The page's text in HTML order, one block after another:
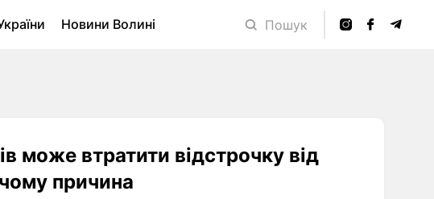
Новини Волині
Пошук
може втратити відстрочку від
чому причина